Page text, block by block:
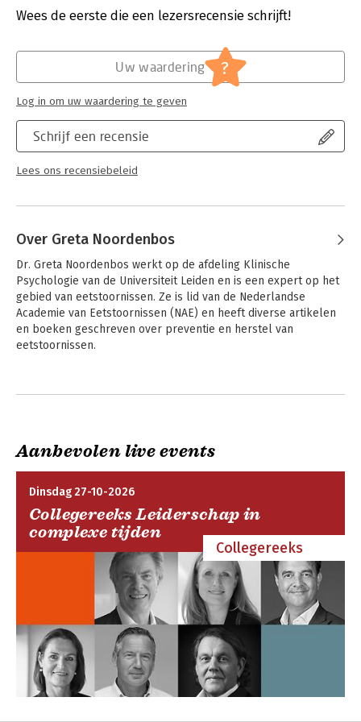
(K.U.Leuven) en psychotherapeut.
Verschijningsdatum:
8-11-2014
Wees de eerste die een lezersrecensie schrijft!
Schrijf een recensie
Lees ons recensiebeleid
Uw waardering ?
Log in om uw waardering te geven
Over Greta Noordenbos
Dr. Greta Noordenbos werkt op de afdeling Klinische
Psychologie van de Universiteit Leiden en is een expert op het
gebied van eetstoornissen. Ze is lid van de Nederlandse
Academie van Eetstoornissen (NAE) en heeft diverse artikelen
en boeken geschreven over preventie en herstel van
eetstoornissen.
Aanbevolen live events
Dinsdag 27-10-2026
Collegereeks Leiderschap in
complexe tijden
Collegereeks